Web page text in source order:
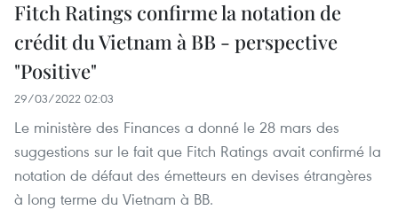
Fitch Ratings confirme la notation de
crédit du Vietnam à BB - perspective
"Positive"
29/03/2022 02:03
Le ministère des Finances a donné le 28 mars des
suggestions sur le fait que Fitch Ratings avait confirmé la
notation de défaut des émetteurs en devises étrangères
à long terme du Vietnam à BB.